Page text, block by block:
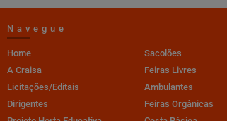
Navegue
Home
A Craisa
Licitações/Editais
Dirigentes
Sacolões
Feiras Livres
Ambulantes
Feiras Orgânicas